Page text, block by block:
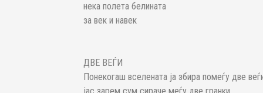
нека полета белината
за век и навек
ДВЕ ВЕЃИ
Понекогаш вселената ја збира помеѓу две